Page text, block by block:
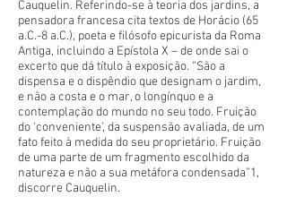
Cauquelin. Referindo-se à teoria dos jardins, a
pensadora francesa cita textos de Horácio (65
a.C.-8 a.C.), poeta e filósofo epicurista da Roma
Antiga, incluindo a Epístola X – de onde sai o
excerto que dá título à exposição. “São a
dispensa e o dispêndio que designam o jardim,
e não a costa e o mar, o longínquo e a
contemplação do mundo no seu todo. Fruição
do ‘conveniente’, da suspensão avaliada, de um
fato feito à medida do seu proprietário. Fruição
de uma parte de um fragmento escolhido da
natureza e não a sua metáfora condensada”1,
discorre Cauquelin.